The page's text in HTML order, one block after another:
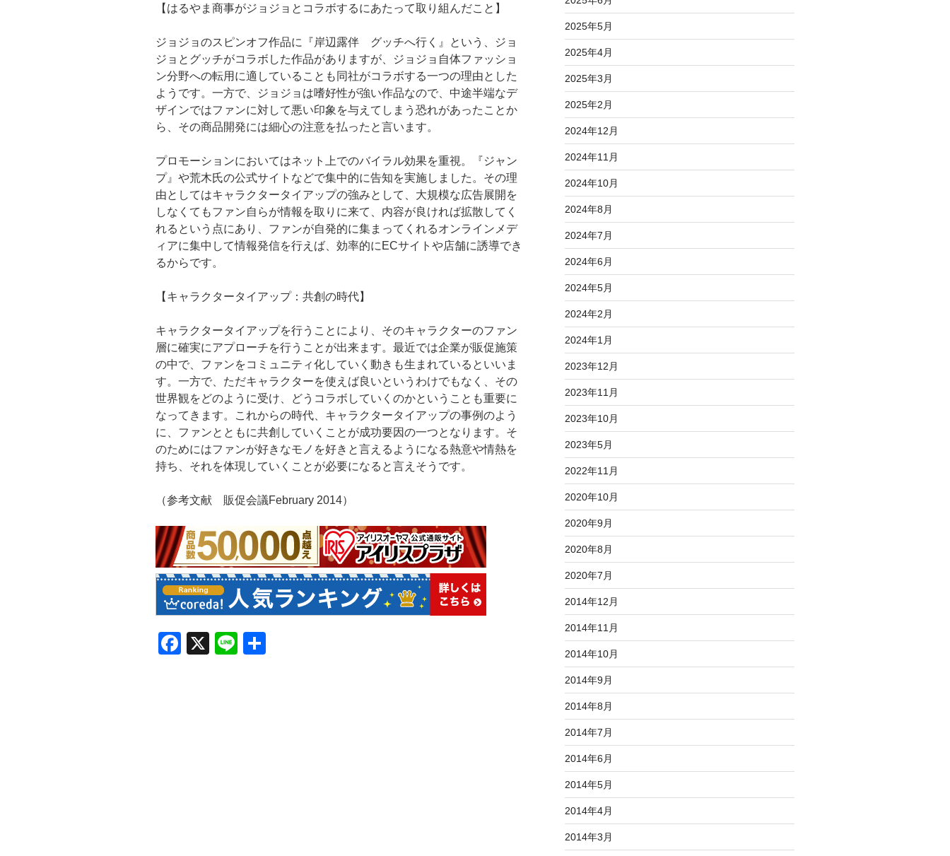
【はるやま商事がジョジョとコラボするにあたって取り組んだこと】
ジョジョのスピンオフ作品に『岸辺露伴 グッチへ行く』という、ジョ
ジョとグッチがコラボした作品がありますが、ジョジョ自体ファッショ
ン分野への転用に適していることも同社がコラボする一つの理由とした
ようです。一方で、ジョジョは嗜好性が強い作品なので、中途半端なデ
ザインではファンに対して悪い印象を与えてしまう恐れがあったことか
ら、その商品開発には細心の注意を払ったと言います。
プロモーションにおいてはネット上でのバイラル効果を重視。『ジャン
プ』や荒木氏の公式サイトなどで集中的に告知を実施しました。その理
由としてはキャラクタータイアップの強みとして、大規模な広告展開を
しなくてもファン自らが情報を取りに来て、内容が良ければ拡散してく
れるという点にあり、ファンが自発的に集まってくれるオンラインメデ
ィアに集中して情報発信を行えば、効率的にECサイトや店舗に誘導でき
るからです。
【キャラクタータイアップ：共創の時代】
キャラクタータイアップを行うことにより、そのキャラクターのファン
層に確実にアプローチを行うことが出来ます。最近では企業が販促施策
の中で、ファンをコミュニティ化していく動きも生まれているといいま
す。一方で、ただキャラクターを使えば良いというわけでもなく、その
世界観をどのように受け、どうコラボしていくのかということも重要に
なってきます。これからの時代、キャラクタータイアップの事例のよう
に、ファンとともに共創していくことが成功要因の一つとなります。そ
のためにはファンが好きなモノを好きと言えるようになる熱意や情熱を
持ち、それを体現していくことが必要になると言えそうです。
（参考文献 販促会議February 2014）
F
X
Li
2025年5月
2025年4月
2025年3月
2025年2月
2024年12月
2024年11月
2024年10月
2024年8月
2024年7月
2024年6月
2024年5月
2024年2月
2024年1月
2023年12月
2023年11月
2023年10月
2023年5月
2022年11月
2020年10月
2020年9月
2020年8月
2020年7月
2014年12月
2014年11月
2014年10月
2014年9月
2014年8月
2014年7月
2014年6月
2014年5月
2014年4月
2014年3月